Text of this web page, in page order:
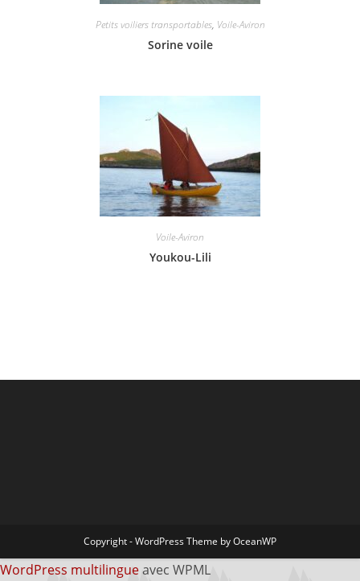
Petits voiliers transportables, Voile-Aviron
Sorine voile
Voile-Aviron
Youkou-Lili
Copyright - WordPress Theme by OceanWP
WordPress multilingueavec WPML